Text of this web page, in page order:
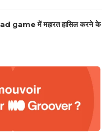
game में महारत हासिल करने के